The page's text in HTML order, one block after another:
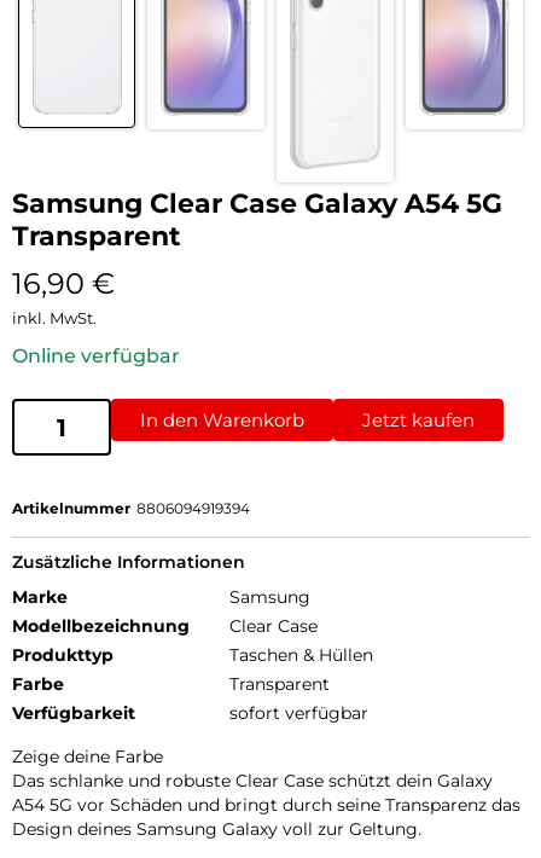
Samsung Clear Case Galaxy A54 5G
Transparent
16,90 €
inkl. MwSt.
Online verfügbar
In den Warenkorb Jetzt kaufen
Artikelnummer 8806094919394
Zusätzliche Informationen
Marke
Samsung
Modellbezeichnung
Clear Case
Produkttyp
Taschen & Hüllen
Farbe
Transparent
Verfügbarkeit
sofort verfügbar
Zeige deine Farbe
Das schlanke und robuste Clear Case schützt dein Galaxy
A54 5G vor Schäden und bringt durch seine Transparenz das
Design deines Samsung Galaxy voll zur Geltung.